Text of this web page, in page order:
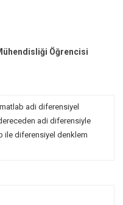
Öğrencisi
matlab adi diferensiyel
adi diferensiyle
ile diferensiyel denklem